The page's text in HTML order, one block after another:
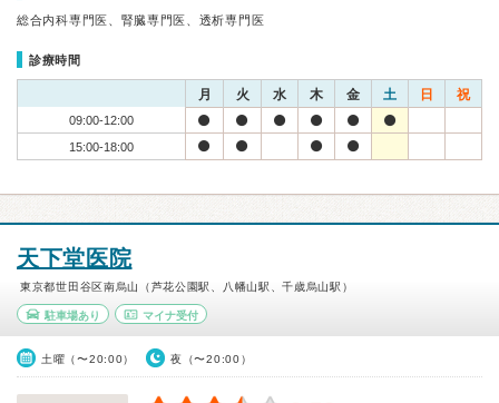
総合内科専門医、腎臓専門医、透析専門医
診療時間
月 火 水 木 金 土 日 祝
09:00-12:00
15:00-18:00
天下堂医院
東京都世田谷区南烏山（芦花公園駅、八幡山駅、千歳烏山駅）
駐車場あり マイナ受付
土曜（〜20:00） 夜（〜20:00）